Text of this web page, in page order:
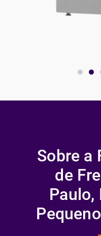
Sobre a
de
Paulo,